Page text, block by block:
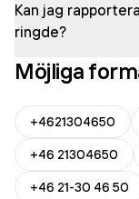
Kan jag
ringde?
Möjliga
+4621304650
+46 21304650
+46 21-30 46 50